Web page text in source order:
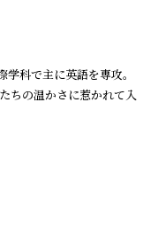
科で主に英語を専攻。
ちの温かさに惹かれて入